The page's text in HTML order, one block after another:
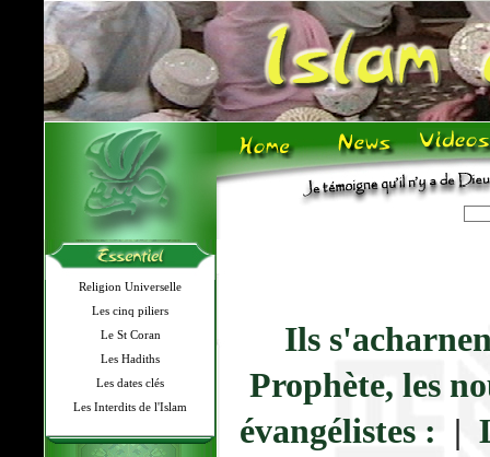
Religion Universelle
Les cinq piliers
Le St Coran
Les Hadiths
Les dates clés
Les Interdits de l'Islam
Ils
Prophète, les
évangélistes : |